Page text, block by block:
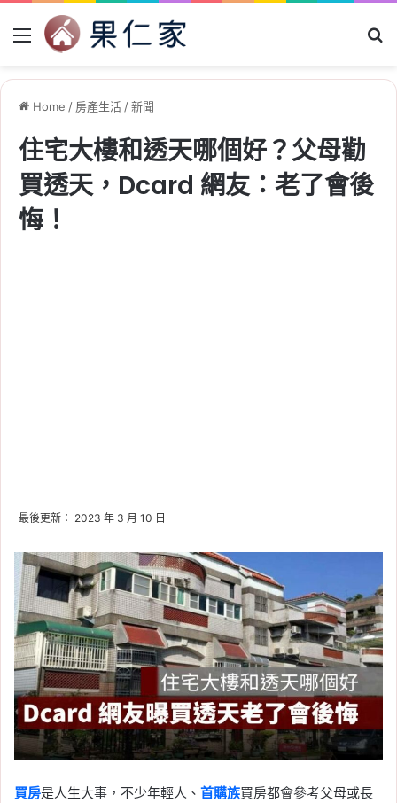
Menu
Home / 房產生活/新聞
住宅大樓和透天哪個好？父母勸
買透天，Dcard 網友：老了會後
悔！
最後更新： 2023 年 3 月 10 日
買房是人生大事，不少年輕人、 首購族買房都會參考父母或長